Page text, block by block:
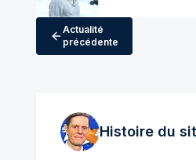
Actualité
précédente
Histoire du